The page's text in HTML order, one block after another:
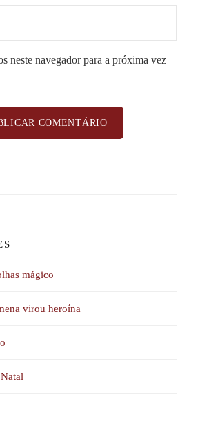
neste navegador para a próxima vez
mágico
virou heroína